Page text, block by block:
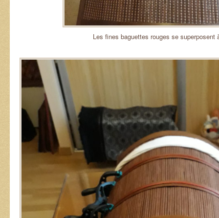
Les fines baguettes rouges se superposent